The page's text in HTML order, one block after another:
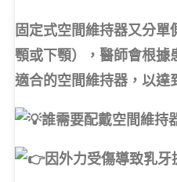
固定式空間維持器又分
顎或下顎），醫師會根據
適合的空間維持器，以達
誰需要配戴空間維持
因外力受傷導致乳牙